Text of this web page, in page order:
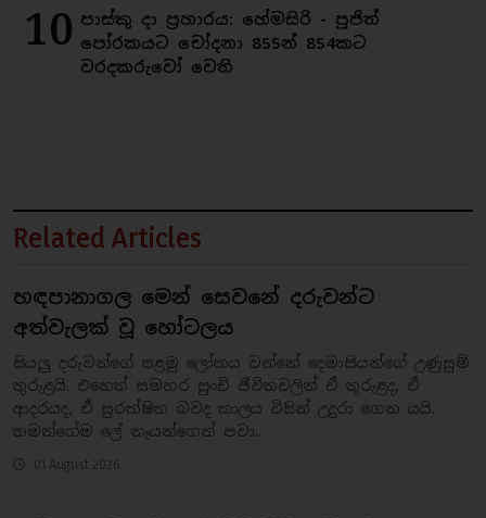
10 පාස්කු දා ප්‍රහාරය: හේමසිරි - පූජිත්
පෝරකයට චෝදනා 855න් 854කට
වරදකරුවෝ වෙති
Related Articles
හඳපානාගල මෙන් සෙවනේ දරුවන්ට
අත්වැලක් වූ හෝටලය
සියලු‍ දරුවන්ගේ පළමු ලෝකය වන්නේ දෙමාපියන්ගේ උණුසුම්
තුරුළයි. එහෙත් සමහර පුංචි ජීවිතවලින් ඒ තුරුළද, ඒ
ආදරයද, ඒ සුරක්ෂිත බවද කාලය විසින් උදුරා ගෙන යයි.
තමන්ගේම ලේ නෑයන්ගෙන් පවා..
01 August 2026